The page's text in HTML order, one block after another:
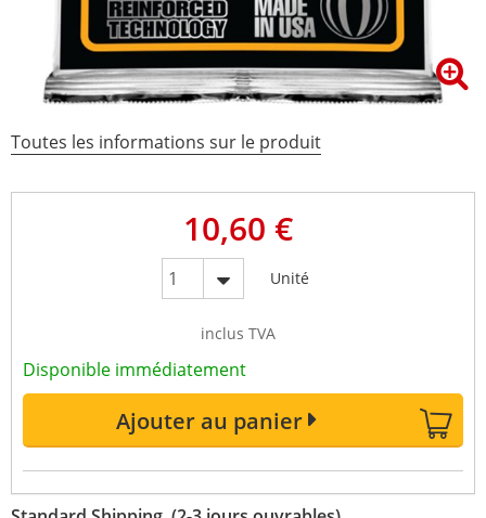
Toutes les informations sur le produit
10,60 €
Unité
inclus TVA
Disponible immédiatement
Ajouter au panier